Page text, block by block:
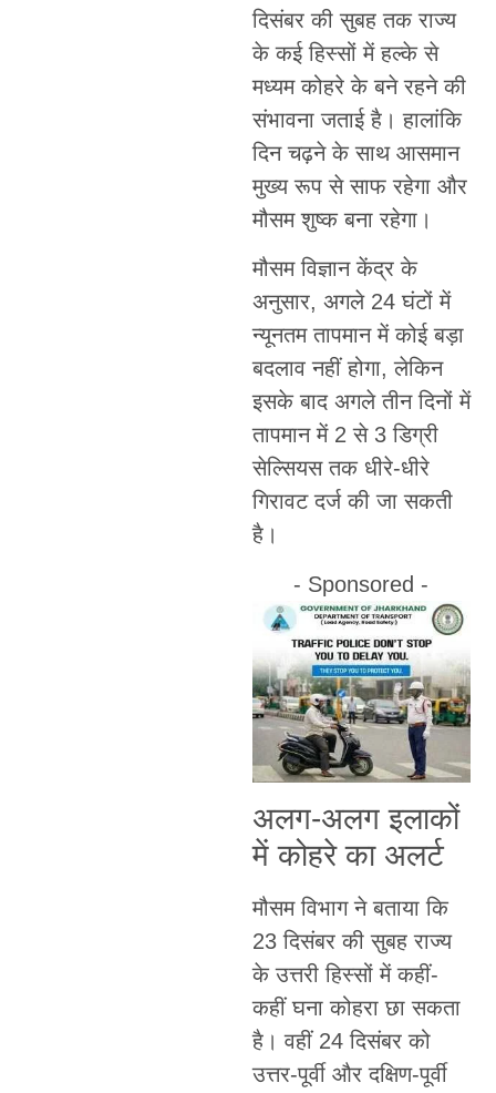
दिसंबर की सुबह तक राज्य
के कई हिस्सों में हल्के से
मध्यम कोहरे के बने रहने की
संभावना जताई है। हालांकि
दिन चढ़ने के साथ आसमान
मुख्य रूप से साफ रहेगा और
मौसम शुष्क बना रहेगा।
मौसम विज्ञान केंद्र के
अनुसार, अगले 24 घंटों में
न्यूनतम तापमान में कोई बड़ा
बदलाव नहीं होगा, लेकिन
इसके बाद अगले तीन दिनों में
तापमान में 2 से 3 डिग्री
सेल्सियस तक धीरे-धीरे
गिरावट दर्ज की जा सकती
है।
- Sponsored -
अलग-अलग इलाकों
में कोहरे का अलर्ट
मौसम विभाग ने बताया कि
23 दिसंबर की सुबह राज्य
के उत्तरी हिस्सों में कहीं-
कहीं घना कोहरा छा सकता
है। वहीं 24 दिसंबर को
उत्तर-पूर्वी और दक्षिण-पूर्वी